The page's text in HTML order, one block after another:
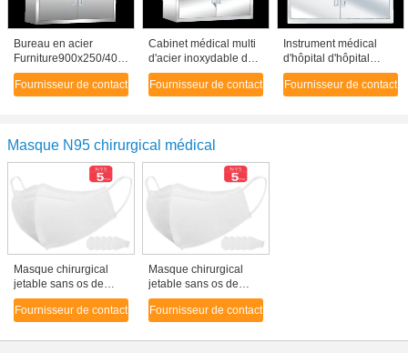
Bureau en acier
Furniture900x250/400x1750mm
d'armoire à pharmacie
de Sainless d'anti
Fournisseur de contact
Cabinet médical multi
d'acier inoxydable de
couche, armoire à
pharmacie en métal
Fournisseur de contact
Instrument médical
d'hôpital d'hôpital
debout libre d'armoire
à pharmacie avec la
Fournisseur de contact
Masque N95 chirurgical médical
Masque chirurgical
jetable sans os de
couleur N95 du
masque 99,07% de
médical blanc d'adulte
Fournisseur de contact
Masque chirurgical
jetable sans os de
couleur N95 du
masque 99,07% de
médical blanc d'adulte
Fournisseur de contact